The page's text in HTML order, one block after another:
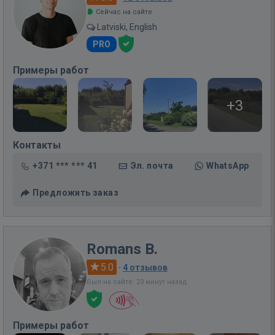
Сейчас на сайте
Latviski, English
PRO
Примеры работ
+3
Контакты
+371 *** *** 41 Эл. почта WhatsApp
Предложить заказ
Romans B.
5.0 · 4 отзывов
Был на сайте: 23 минут назад
Примеры работ